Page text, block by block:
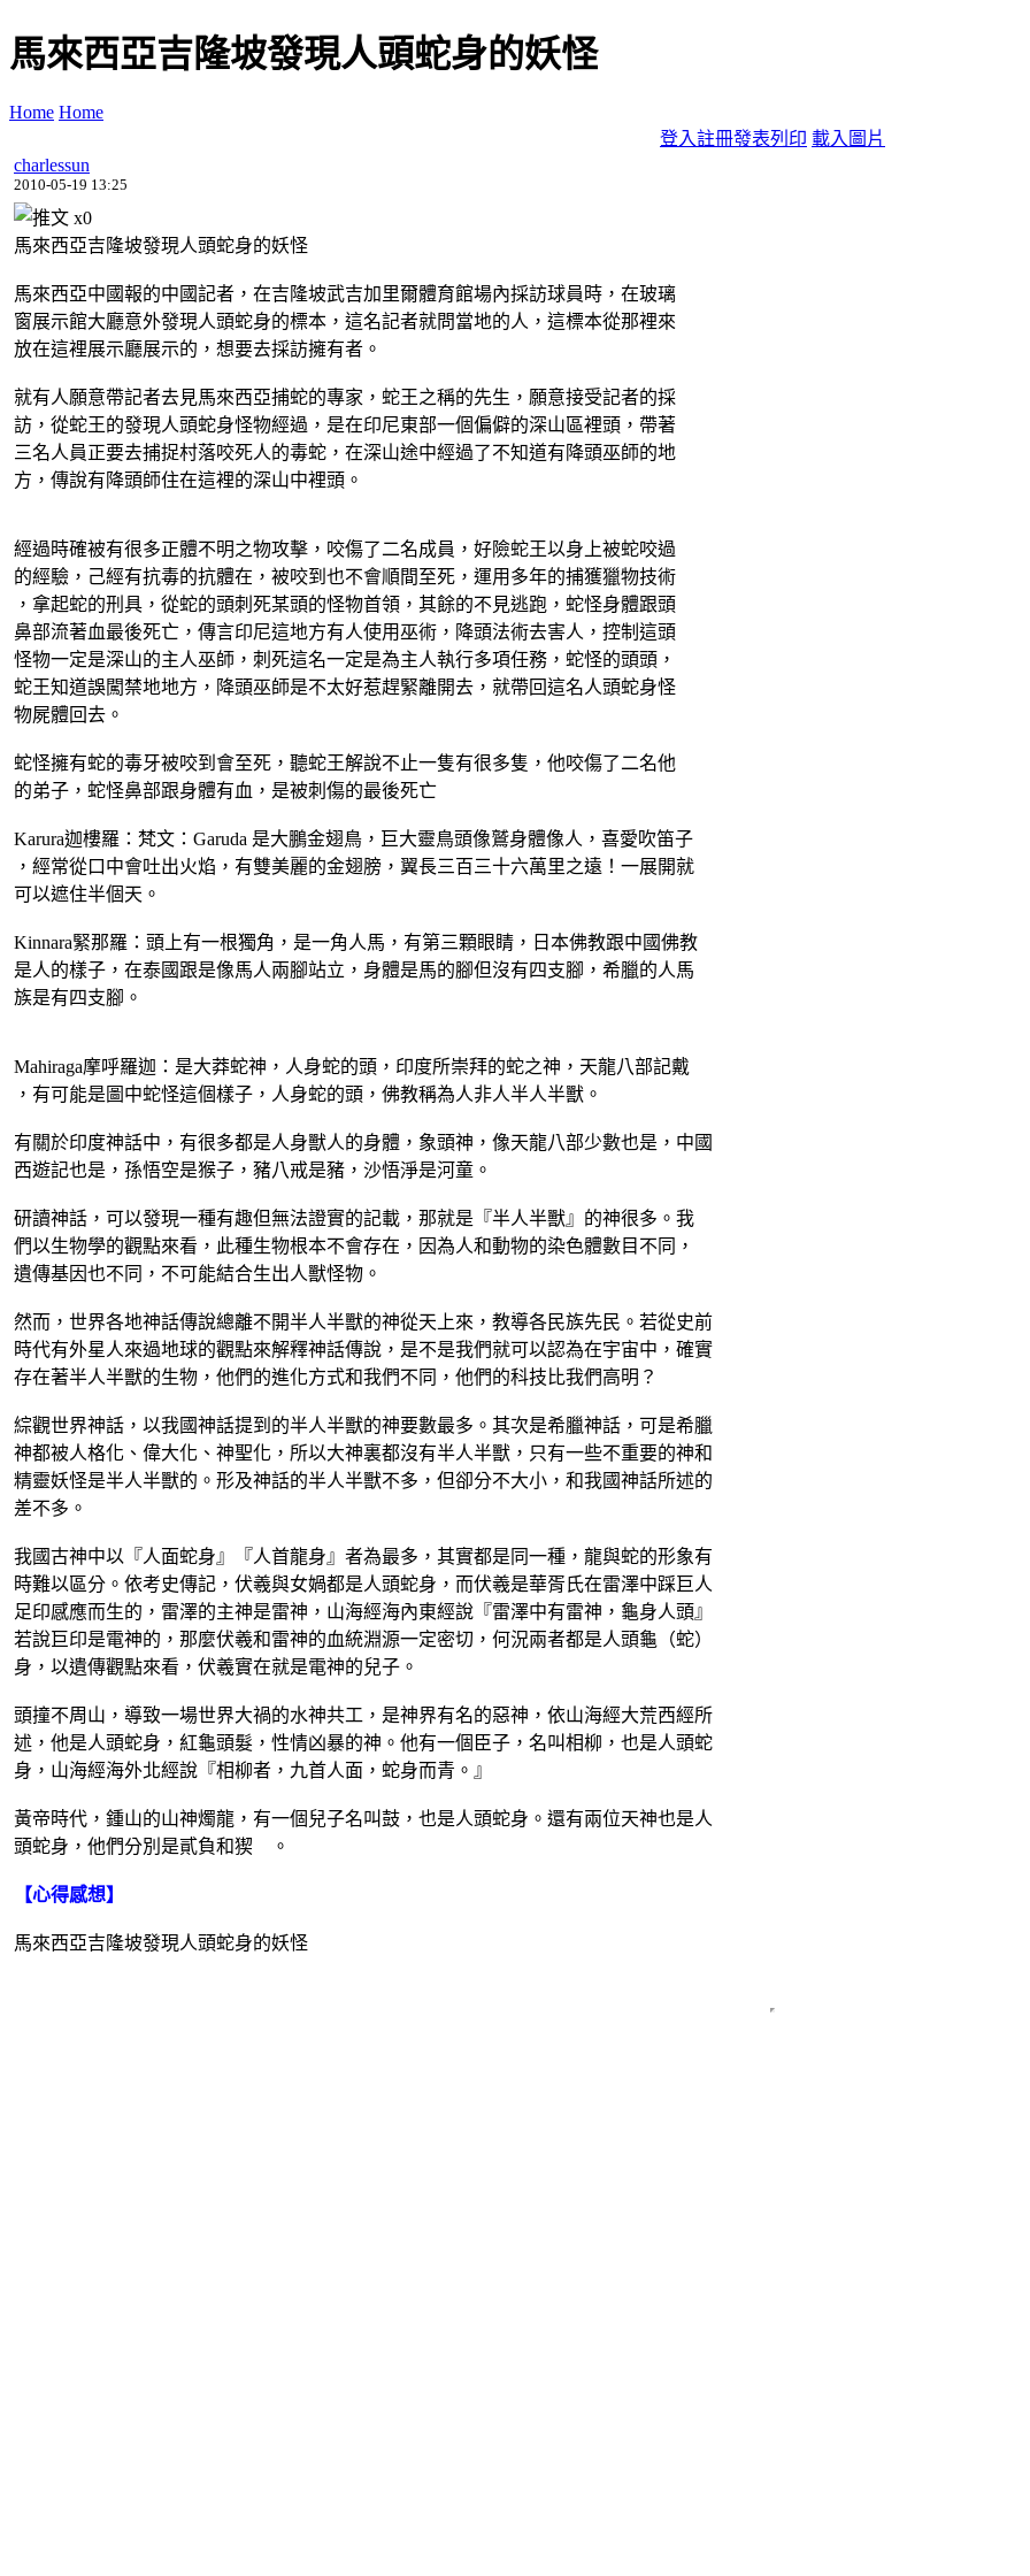
馬來西亞吉隆坡發現人頭蛇身的妖怪
Home Home
登入註冊發表列印 載入圖片
charlessun
2010-05-19 13:25
x0
馬來西亞吉隆坡發現人頭蛇身的妖怪
馬來西亞中國報的中國記者，在吉隆坡武吉加里爾體育館場內採訪球員時，在玻璃
窗展示館大廳意外發現人頭蛇身的標本，這名記者就問當地的人，這標本從那裡來
放在這裡展示廳展示的，想要去採訪擁有者。
就有人願意帶記者去見馬來西亞捕蛇的專家，蛇王之稱的先生，願意接受記者的採
訪，從蛇王的發現人頭蛇身怪物經過，是在印尼東部一個偏僻的深山區裡頭，帶著
三名人員正要去捕捉村落咬死人的毒蛇，在深山途中經過了不知道有降頭巫師的地
方，傳說有降頭師住在這裡的深山中裡頭。
經過時確被有很多正體不明之物攻擊，咬傷了二名成員，好險蛇王以身上被蛇咬過
的經驗，己經有抗毒的抗體在，被咬到也不會順間至死，運用多年的捕獲獵物技術
，拿起蛇的刑具，從蛇的頭刺死某頭的怪物首領，其餘的不見逃跑，蛇怪身體跟頭
鼻部流著血最後死亡，傳言印尼這地方有人使用巫術，降頭法術去害人，控制這頭
怪物一定是深山的主人巫師，刺死這名一定是為主人執行多項任務，蛇怪的頭頭，
蛇王知道誤闖禁地地方，降頭巫師是不太好惹趕緊離開去，就帶回這名人頭蛇身怪
物屍體回去。
蛇怪擁有蛇的毒牙被咬到會至死，聽蛇王解說不止一隻有很多隻，他咬傷了二名他
的弟子，蛇怪鼻部跟身體有血，是被刺傷的最後死亡
Karura迦樓羅：梵文：Garuda 是大鵬金翅鳥，巨大靈鳥頭像鷲身體像人，喜愛吹笛子
，經常從口中會吐出火焰，有雙美麗的金翅膀，翼長三百三十六萬里之遠！一展開就
可以遮住半個天。
Kinnara緊那羅：頭上有一根獨角，是一角人馬，有第三顆眼睛，日本佛教跟中國佛教
是人的樣子，在泰國跟是像馬人兩腳站立，身體是馬的腳但沒有四支腳，希臘的人馬
族是有四支腳。
Mahiraga摩呼羅迦：是大莽蛇神，人身蛇的頭，印度所崇拜的蛇之神，天龍八部記戴
，有可能是圖中蛇怪這個樣子，人身蛇的頭，佛教稱為人非人半人半獸。
有關於印度神話中，有很多都是人身獸人的身體，象頭神，像天龍八部少數也是，中國
西遊記也是，孫悟空是猴子，豬八戒是豬，沙悟淨是河童。
研讀神話，可以發現一種有趣但無法證實的記載，那就是『半人半獸』的神很多。我
們以生物學的觀點來看，此種生物根本不會存在，因為人和動物的染色體數目不同，
遺傳基因也不同，不可能結合生出人獸怪物。
然而，世界各地神話傳說總離不開半人半獸的神從天上來，教導各民族先民。若從史前
時代有外星人來過地球的觀點來解釋神話傳說，是不是我們就可以認為在宇宙中，確實
存在著半人半獸的生物，他們的進化方式和我們不同，他們的科技比我們高明？
綜觀世界神話，以我國神話提到的半人半獸的神要數最多。其次是希臘神話，可是希臘
神都被人格化、偉大化、神聖化，所以大神裏都沒有半人半獸，只有一些不重要的神和
精靈妖怪是半人半獸的。形及神話的半人半獸不多，但卻分不大小，和我國神話所述的
差不多。
我國古神中以『人面蛇身』『人首龍身』者為最多，其實都是同一種，龍與蛇的形象有
時難以區分。依考史傳記，伏羲與女媧都是人頭蛇身，而伏羲是華胥氏在雷澤中踩巨人
足印感應而生的，雷澤的主神是雷神，山海經海內東經說『雷澤中有雷神，龜身人頭』
若說巨印是電神的，那麼伏羲和雷神的血統淵源一定密切，何況兩者都是人頭龜（蛇）
身，以遺傳觀點來看，伏羲實在就是電神的兒子。
頭撞不周山，導致一場世界大禍的水神共工，是神界有名的惡神，依山海經大荒西經所
述，他是人頭蛇身，紅龜頭髮，性情凶暴的神。他有一個臣子，名叫相柳，也是人頭蛇
身，山海經海外北經說『相柳者，九首人面，蛇身而青。』
黃帝時代，鍾山的山神燭龍，有一個兒子名叫鼓，也是人頭蛇身。還有兩位天神也是人
頭蛇身，他們分別是貳負和猰 。
【心得感想】
馬來西亞吉隆坡發現人頭蛇身的妖怪